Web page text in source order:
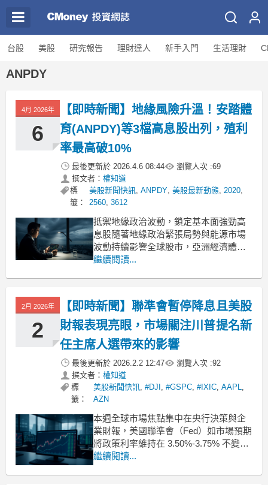
台股 美股 研究報告 理財達人 新手入門 生活理財
ANPDY
4月 2026年
6
【即時新聞】地緣風險升溫！安踏體
育(ANPDY)等3檔高息股出列，殖利
率最高破10%
最後更新於 2026.4.6 08:44 瀏覽人次 :69
撰文者： 權知道
標
籤：
美股新聞快訊,ANPDY,美股最新動態,2020,
2560,3612
抵禦地緣政治波動，鎖定基本面強勁高
息股隨著地緣政治緊張局勢與能源市場
波動持續影響全球股市，亞洲經濟體正
努力在挑戰中維持穩定與成長。在這樣
能參與該地區具備韌性的產業。在挑選
高息股時，投資人應尋求基本面強勁且
具備穩定配息歷史的公司，這將
繼續閱讀...
2月 2026年
2
【即時新聞】聯準會暫停降息且美股
財報表現亮眼，市場關注川普提名新
任主席人選帶來的影響
最後更新於 2026.2.2 12:47 瀏覽人次 :92
撰文者： 權知道
標
籤：
美股新聞快訊, #DJI , #GSPC, #IXIC, AAPL,
AZN
本週全球市場焦點集中在央行決策與企
業財報，美國聯準會（Fed）如市場預期
將政策利率維持在 3.50%-3.75% 不變，
暫停了前三次會議的寬鬆步伐。市場密
繼續閱讀...